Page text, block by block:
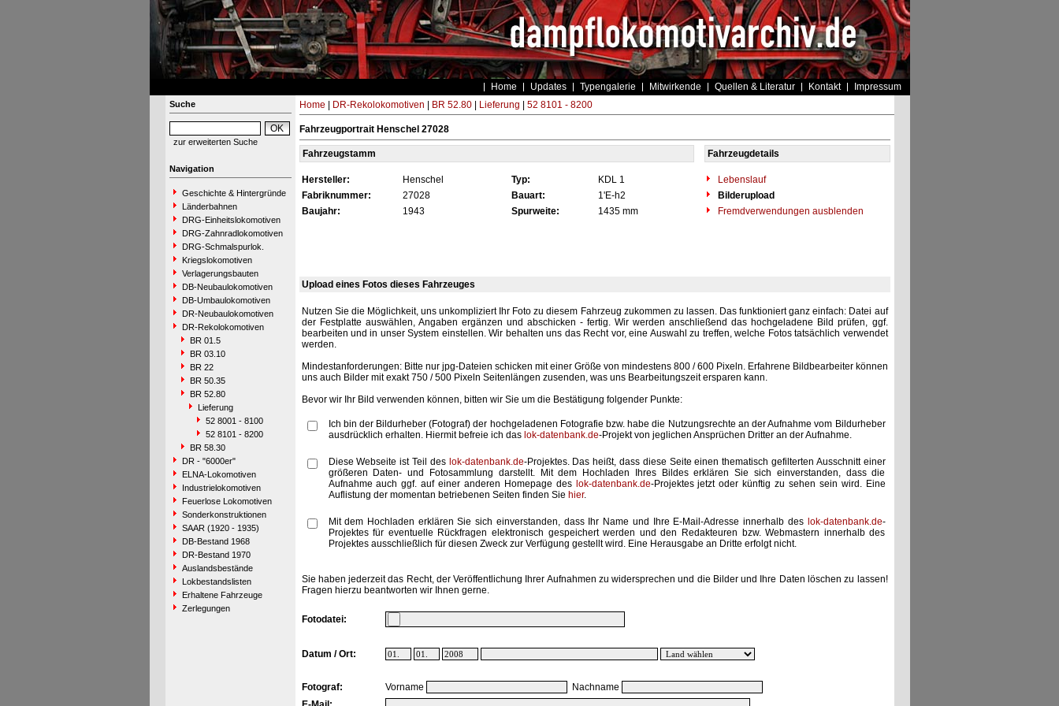
Home Updates Typengalerie Mitwirkende Quellen & Literatur Kontakt Impressum
Suche
zur erweiterten Suche
Navigation
Geschichte & Hintergründe
Länderbahnen
DRG-Einheitslokomotiven
DRG-Zahnradlokomotiven
DRG-Schmalspurlok.
Kriegslokomotiven
Verlagerungsbauten
DB-Neubaulokomotiven
DB-Umbaulokomotiven
DR-Neubaulokomotiven
DR-Rekolokomotiven
BR 01.5
BR 03.10
BR 22
BR 50.35
BR 52.80
Lieferung
52 8001 - 8100
52 8101 - 8200
BR 58.30
DR - "6000er"
ELNA-Lokomotiven
Industrielokomotiven
Feuerlose Lokomotiven
Sonderkonstruktionen
SAAR (1920 - 1935)
DB-Bestand 1968
DR-Bestand 1970
Auslandsbestände
Lokbestandslisten
Erhaltene Fahrzeuge
Zerlegungen
Home DR-Rekolokomotiven BR 52.80| Lieferung 52 8101 - 8200
Fahrzeugportrait Henschel 27028
Fahrzeugstamm Fahrzeugdetails
Hersteller: Henschel Typ: KDL 1
Lebenslauf
Fabriknummer:
27028 Bauart: 1'E-h2
Bilderupload
Baujahr:
1943 Spurweite: 1435 mm Fremdverwendungen ausblenden
Upload eines Fotos dieses Fahrzeuges
Nutzen Sie die Möglichkeit, uns unkompliziert Ihr Foto zu diesem Fahrzeug zukommen zu lassen. Das funktioniert ganz einfach: Datei auf
der Festplatte auswählen, Angaben ergänzen und abschicken - fertig. Wir werden anschließend das hochgeladene Bild prüfen, ggf.
bearbeiten und in unser System einstellen. Wir behalten uns das Recht vor, eine Auswahl zu treffen, welche Fotos tatsächlich verwendet
werden.
Mindestanforderungen: Bitte nur jpg-Dateien schicken mit einer Größe von mindestens 800 / 600 Pixeln. Erfahrene Bildbearbeiter können
uns auch Bilder mit exakt 750 / 500 Pixeln Seitenlängen zusenden, was uns Bearbeitungszeit ersparen kann.
Bevor wir Ihr Bild verwenden können, bitten wir Sie um die Bestätigung folgender Punkte:
Ich bin der Bildurheber (Fotograf) der hochgeladenen Fotografie bzw. habe die Nutzungsrechte an der Aufnahme vom Bildurheber
ausdrücklich erhalten. Hiermit befreie ich das lok-datenbank.de-Projekt von jeglichen Ansprüchen Dritter an der Aufnahme.
Diese Webseite ist Teil des lok-datenbank.de-Projektes. Das heißt, dass diese Seite einen thematisch gefilterten Ausschnitt einer
größeren Daten- und Fotosammlung darstellt. Mit dem Hochladen Ihres Bildes erklären Sie sich einverstanden, dass die
Aufnahme auch ggf. auf einer anderen Homepage des lok-datenbank.de-Projektes jetzt oder künftig zu sehen sein wird. Eine
Auflistung der momentan betriebenen Seiten finden Sie hier.
Mit dem Hochladen erklären Sie sich einverstanden, dass Ihr Name und Ihre E-Mail-Adresse innerhalb des lok-datenbank.de-
Projektes für eventuelle Rückfragen elektronisch gespeichert werden und den Redakteuren bzw. Webmastern innerhalb des
Projektes ausschließlich für diesen Zweck zur Verfügung gestellt wird. Eine Herausgabe an Dritte erfolgt nicht.
Sie haben jederzeit das Recht, der Veröffentlichung Ihrer Aufnahmen zu widersprechen und die Bilder und Ihre Daten löschen zu lassen!
Fragen hierzu beantworten wir Ihnen gerne.
Fotodatei:
Datum / Ort:
Fotograf: Vorname
Nachname